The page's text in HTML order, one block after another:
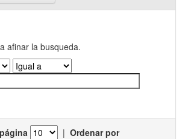
afinar la busqueda.
| Ordenar por